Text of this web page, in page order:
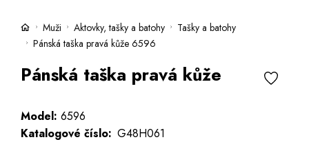
Muži Aktovky, tašky a batohy
Tašky a batohy
Pánská taška pravá kůže 6596
Pánská taška pravá kůže
Model: 6596
Katalogové číslo: G48H061